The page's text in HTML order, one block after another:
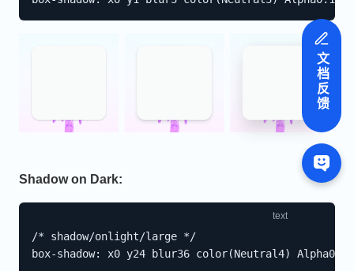
Shadow on Dark:
/* shadow/onlight/large */
box-shadow: x0 y24 blur36 color(Neutral4)
文档反馈